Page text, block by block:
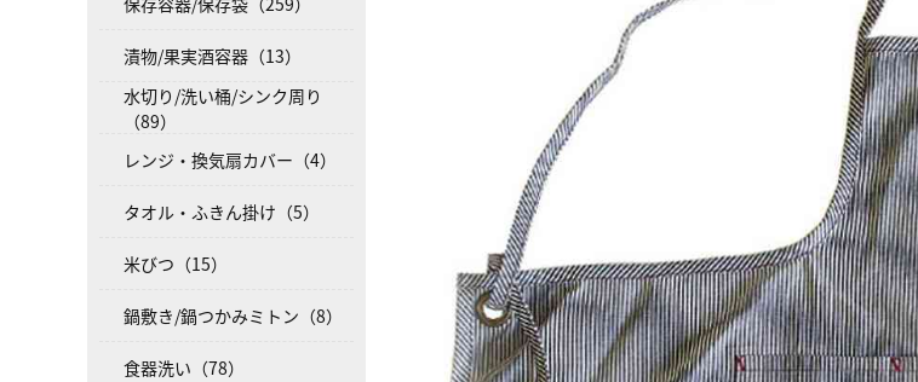
漬物/果実酒容器（13）
水切り/洗い桶/シンク周り
（89）
レンジ・換気扇カバー（4）
タオル・ふきん掛け（5）
米びつ（15）
鍋敷き/鍋つかみミトン（8）
食器洗い（78）